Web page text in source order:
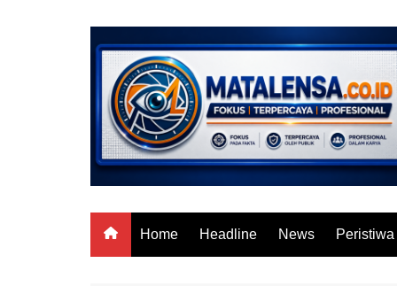
Home Headline News Peristiwa